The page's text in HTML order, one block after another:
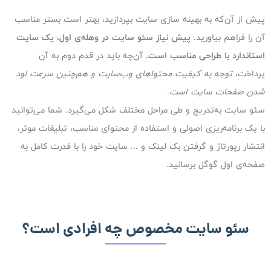
پیش از آن‌که به بهینه سازی سایت بپردازید، بهتر است بستر مناسب
آن را فراهم بیاورید. پیش نیاز سئو سایت در وهله‌ی اول، یک سایت
استاندارد با طراحی مناسب است. آن‌چه باید در قدم دوم به آن‌
پرداخت،توجه به کیفیت محتواهای وب‌سایت و هم‌چنین سرعت لود
شدن صفحات سایت است.
سئو سایت به‌تدریج و طی مراحل مختلف شکل می‌گیرد. شما می‌توانید
با یک برنامه‌ریزی اصولی و استفاده از محتوای مناسب، تبلیغات موثر،
انتشار رپورتاژ و گرفتن بک لینک و … سایت خود را با قدرت کامل به
صفحه‌ی اول گوگل برسانید.
سئو سایت مخصوص چه افرادی است؟